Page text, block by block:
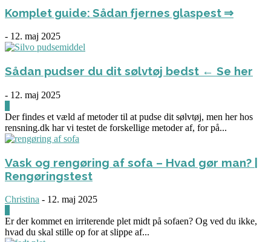
Komplet guide: Sådan fjernes glaspest ⇒
- 12. maj 2025
Sådan pudser du dit sølvtøj bedst ← Se her
- 12. maj 2025
Der findes et væld af metoder til at pudse dit sølvtøj, men her hos
rensning.dk har vi testet de forskellige metoder af, for på...
Vask og rengøring af sofa – Hvad gør man? |
Rengøringstest
Christina - 12. maj 2025
Er der kommet en irriterende plet midt på sofaen? Og ved du ikke,
hvad du skal stille op for at slippe af...